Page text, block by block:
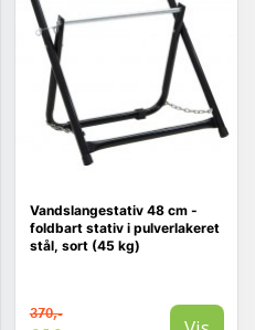
Vandslangestativ 48 cm -
foldbart stativ i pulverlakeret
stål, sort (45 kg)
370,-